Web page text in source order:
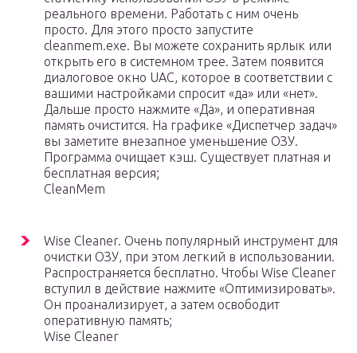
реального времени. Работать с ним очень
просто. Для этого просто запустите
cleanmem.exe. Вы можете сохранить ярлык или
открыть его в системном трее. Затем появится
диалоговое окно UAC, которое в соответствии с
вашими настройками спросит «да» или «нет».
Дальше просто нажмите «Да», и оперативная
память очистится. На графике «Диспетчер задач»
вы заметите внезапное уменьшение ОЗУ.
Программа очищает кэш. Существует платная и
бесплатная версия;
CleanMem
Wise Cleaner. Очень популярный инструмент для
очистки ОЗУ, при этом легкий в использовании.
Распространяется бесплатно. Чтобы Wise Cleaner
вступил в действие нажмите «Оптимизировать».
Он проанализирует, а затем освободит
оперативную память;
Wise Cleaner